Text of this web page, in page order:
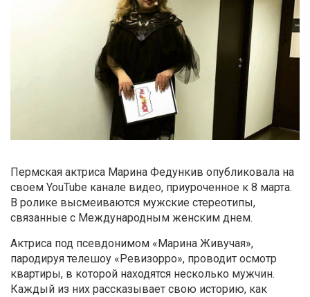
Пермская актриса Марина Федункив опубликовала на
своем YouTube канале видео, приуроченное к 8 марта.
В ролике высмеиваются мужские стереотипы,
связанные с Международным женским днем.
Актриса под псевдонимом «Марина Живучая»,
пародируя телешоу «Ревизорро», проводит осмотр
квартиры, в которой находятся несколько мужчин.
Каждый из них рассказывает свою историю, как